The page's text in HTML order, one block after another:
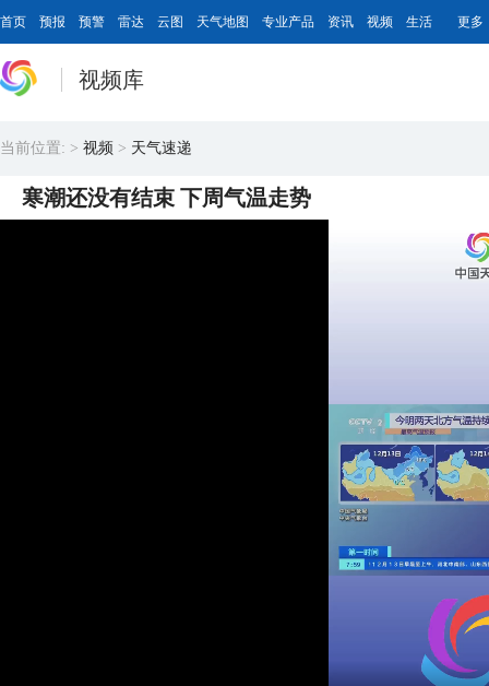
首页 预报 预警 雷达 云图 天气地图 专业产品 资讯 视频 生活 更多
视频库
当前位置: > 视频 > 天气速递
寒潮还没有结束 下周气温走势